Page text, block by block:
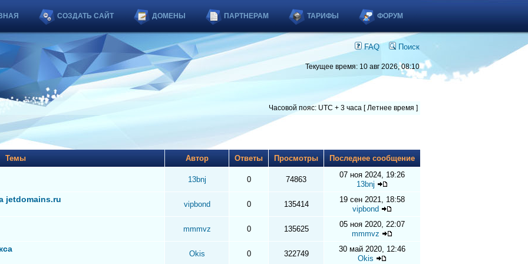
СОЗДАТЬ САЙТ ДОМЕНЫ ПАРТНЕРАМ ТАРИФЫ ФОРУМ
FAQ Поиск
Текущее время: 10 авг 2026, 08:10
Часовой пояс: UTC + 3 часа [ Летнее время ]
Темы Автор Ответы Просмотры Последнее сообщение
13bnj 0 74863
07 ноя 2024, 19:26
13bnj
jetdomains.ru
vipbond 0 135414
19 сен 2021, 18:58
vipbond
mmmvz 0 135625
05 ноя 2020, 22:07
mmmvz
Okis 0 322749
30 май 2020, 12:46
Okis